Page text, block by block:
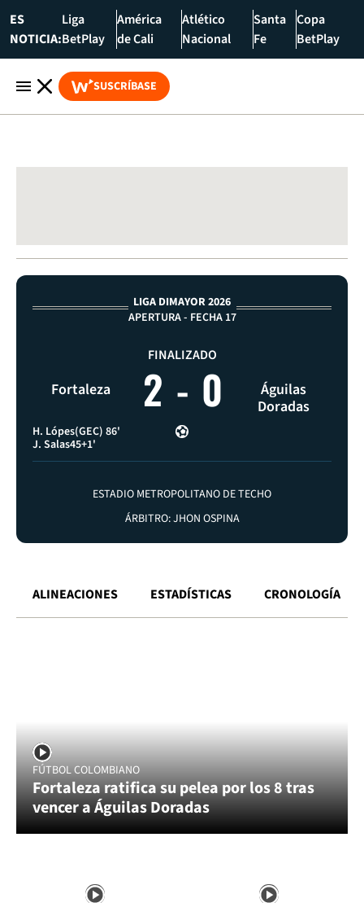
ES
NOTICIA:
Liga
BetPlay
América
de Cali
Atlético
Nacional
Santa
Fe
Copa
BetPlay
SUSCRÍBASE
LIGA DIMAYOR 2026
APERTURA - FECHA 17
Fortaleza
FINALIZADO
2 - 0
Águilas
Doradas
H. Lópes(GEC) 86'
J. Salas45+1'
ESTADIO METROPOLITANO DE TECHO
ÁRBITRO: JHON OSPINA
ALINEACIONES ESTADÍSTICAS CRONOLOGÍA
FÚTBOL COLOMBIANO
Fortaleza ratifica su pelea por los 8 tras
vencer a Águilas Doradas